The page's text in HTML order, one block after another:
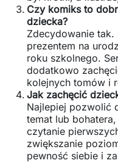
Czy komiks to
dziecka?
Zdecydowanie tak.
prezentem na
roku szkolnego.
dodatkowo
kolejnych tomów i
Jak zachęcić
Najlepiej pozwolić
temat lub
czytanie
zwiększanie
pewność siebie i